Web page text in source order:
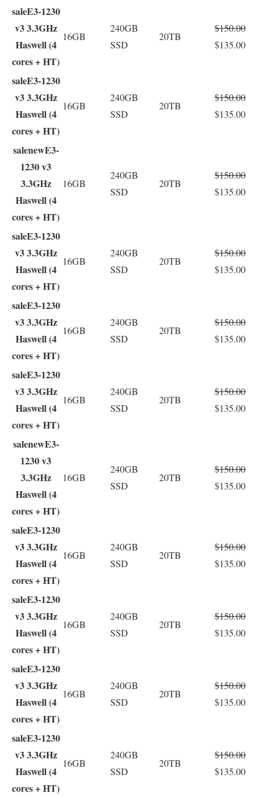
saleE3-1230
v3 3.3GHz
Haswell (4
cores + HT)
16GB
240GB
SSD
20TB
$150.00
$135.00
saleE3-1230
v3 3.3GHz
Haswell (4
cores + HT)
16GB
240GB
SSD
20TB
$150.00
$135.00
salenewE3-
1230 v3
3.3GHz
Haswell (4
cores + HT)
16GB
240GB
SSD
20TB
$150.00
$135.00
saleE3-1230
v3 3.3GHz
Haswell (4
cores + HT)
16GB
240GB
SSD
20TB
$150.00
$135.00
saleE3-1230
v3 3.3GHz
Haswell (4
cores + HT)
16GB
240GB
SSD
20TB
$150.00
$135.00
saleE3-1230
v3 3.3GHz
Haswell (4
cores + HT)
16GB
240GB
SSD
20TB
$150.00
$135.00
salenewE3-
1230 v3
3.3GHz
Haswell (4
cores + HT)
16GB
240GB
SSD
20TB
$150.00
$135.00
saleE3-1230
v3 3.3GHz
Haswell (4
cores + HT)
16GB
240GB
SSD
20TB
$150.00
$135.00
saleE3-1230
v3 3.3GHz
Haswell (4
cores + HT)
16GB
240GB
SSD
20TB
$150.00
$135.00
saleE3-1230
v3 3.3GHz
Haswell (4
cores + HT)
16GB
240GB
SSD
20TB
$150.00
$135.00
saleE3-1230
v3 3.3GHz
Haswell (4
cores + HT)
16GB
240GB
SSD
20TB
$150.00
$135.00